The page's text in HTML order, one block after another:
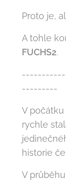
Proto je,
A tohle
FUCHS2.
---------
V
rychle
historie
V